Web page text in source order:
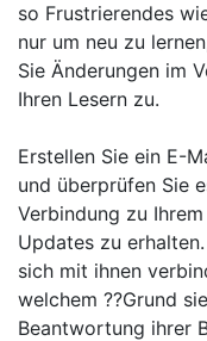
so Frustrierendes
nur um neu zu
Sie Änderungen im
Ihren Lesern zu.
Erstellen Sie ein E-
und überprüfen Sie
Verbindung zu
Updates zu
sich mit ihnen
welchem ??Grund
Beantwortung ihrer